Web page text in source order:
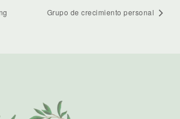
Grupo de crecimiento personal